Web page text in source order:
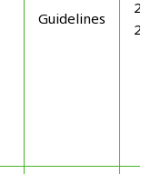
Guidelines